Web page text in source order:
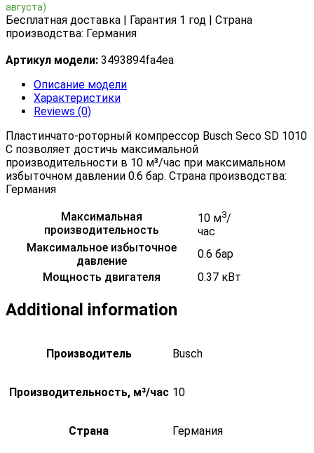
августа)
Бесплатная доставка | Гарантия 1 год | Страна
производства: Германия
Артикул модели: 3493894fa4ea
Описание модели
Характеристики
Reviews (0)
Пластинчато-роторный компрессор Busch Seco SD 1010
C позволяет достичь максимальной
производительности в 10 м³/час при максимальном
избыточном давлении 0.6 бар. Страна производства:
Германия
Максимальная
производительность
10 м3/
час
Максимальное избыточное
давление
0.6 бар
Мощность двигателя
0.37 кВт
Additional information
Производитель Busch
Производительность, м³/час 10
Страна Германия